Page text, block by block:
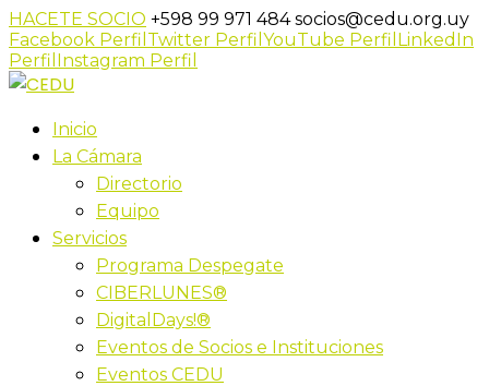
HACETE SOCIO +598 99 971 484socios@cedu.org.uy
Facebook Perfil Twitter Perfil YouTube Perfil LinkedIn
Perfil Instagram Perfil
Inicio
La Cámara
Directorio
Equipo
Servicios
Programa Despegate
CIBERLUNES®
DigitalDays!®
Eventos de Socios e Instituciones
Eventos CEDU